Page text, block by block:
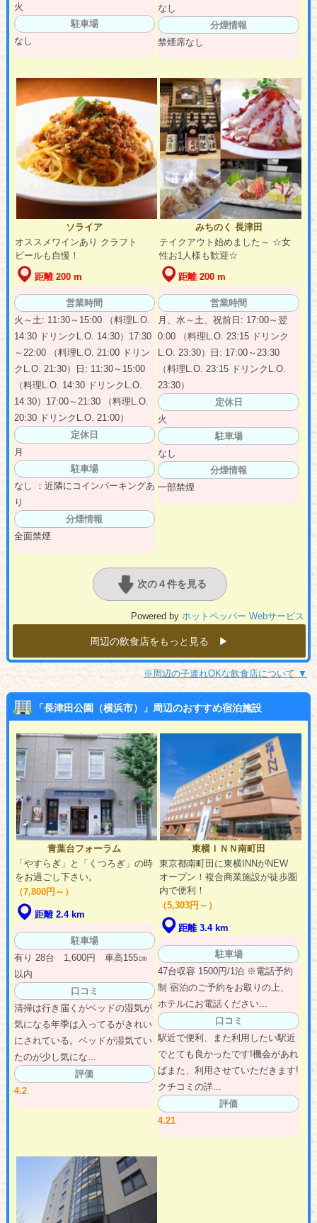
火
駐車場
なし
なし
分煙情報
禁煙席なし
ソライア
オススメワインあり クラフト
ビールも自慢！
距離 200 m
営業時間
火～土: 11:30～15:00 （料理L.O.
14:30 ドリンクL.O. 14:30）17:30
～22:00 （料理L.O. 21:00 ドリン
クL.O. 21:30）日: 11:30～15:00
（料理L.O. 14:30 ドリンクL.O.
14:30）17:00～21:30 （料理L.O.
20:30 ドリンクL.O. 21:00）
定休日
月
駐車場
なし ：近隣にコインパーキングあ
り
分煙情報
全面禁煙
みちのく 長津田
テイクアウト始めました～ ☆女
性お1人様も歓迎☆
距離 200 m
営業時間
月、水～土、祝前日: 17:00～翌
0:00 （料理L.O. 23:15 ドリンク
L.O. 23:30）日: 17:00～23:30
（料理L.O. 23:15 ドリンクL.O.
23:30）
定休日
火
駐車場
なし
分煙情報
一部禁煙
次の４件を見る
Powered by ホットペッパー Webサービス
周辺の飲食店をもっと見る ▶︎
※周辺の子連れOKな飲食店について ▼
「長津田公園（横浜市）」周辺のおすすめ宿泊施設
青葉台フォーラム
「やすらぎ」と「くつろぎ」の時
をお過ごし下さい。
（7,800円～）
距離 2.4 km
駐車場
有り 28台 1,600円 車高155㎝
以内
口コミ
清掃は行き届くがベッドの湿気が
気になる年季は入ってるがきれい
にされている。ベッドが湿気てい
たのが少し気にな...
評価
4.2
東横ＩＮＮ南町田
東京都南町田に東横INNがNEW
オープン！複合商業施設が徒歩圏
内で便利！
（5,303円～）
距離 3.4 km
駐車場
47台収容 1500円/1泊 ※電話予約
制 宿泊のご予約をお取りの上、
ホテルにお電話ください...
口コミ
駅近で便利、また利用したい駅近
でとても良かったです!機会があれ
ばまた、利用させていただきます!
クチコミの詳...
評価
4.21